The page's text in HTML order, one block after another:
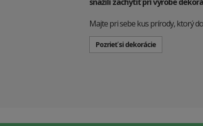
Majte pri sebe kus prírody, ktorý
Pozrieť si dekorácie